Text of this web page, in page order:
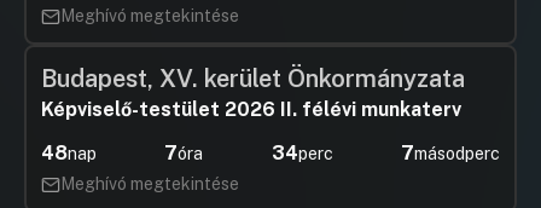
Meghívó megtekintése
Budapest, XV. kerület Önkormányzata
Képviselő-testület 2026 II. félévi munkaterv
48nap 7óra 34perc 7másodperc
Meghívó megtekintése